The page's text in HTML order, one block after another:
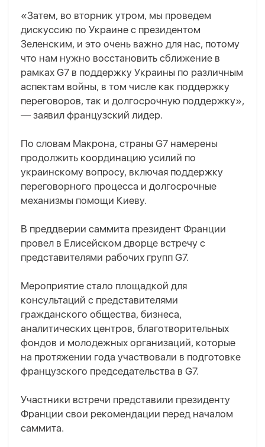
«Затем, во вторник утром, мы проведем
дискуссию по Украине с президентом
Зеленским, и это очень важно для нас, потому
что нам нужно восстановить сближение в
рамках G7 в поддержку Украины по различным
аспектам войны, в том числе как поддержку
переговоров, так и долгосрочную поддержку»,
— заявил французский лидер.
По словам Макрона, страны G7 намерены
продолжить координацию усилий по
украинскому вопросу, включая поддержку
переговорного процесса и долгосрочные
механизмы помощи Киеву.
В преддверии саммита президент Франции
провел в Елисейском дворце встречу с
представителями рабочих групп G7.
Мероприятие стало площадкой для
консультаций с представителями
гражданского общества, бизнеса,
аналитических центров, благотворительных
фондов и молодежных организаций, которые
на протяжении года участвовали в подготовке
французского председательства в G7.
Участники встречи представили президенту
Франции свои рекомендации перед началом
саммита.